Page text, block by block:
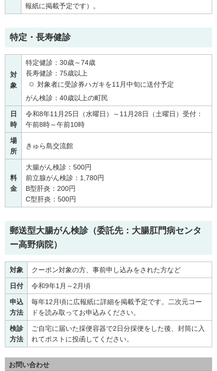
報紙に掲載予定です）。
特定・長寿健診
対
象
特定健診：30歳～74歳
長寿健診：75歳以上
対象者に受診券ハガキを11月中旬に送付予定
がん検診：40歳以上の町民
日
時
令和8年11月25日（水曜日）～11月28日（土曜日）受付：
午前8時～午前10時
場
所
きゅら島交流館
料
金
大腸がん検診：500円
前立腺がん検診：1,780円
B型肝炎：200円
C型肝炎：500円
郵送型大腸がん検診（委託先：大腸肛門病センタ
ー高野病院）
対象 クーポン対象の方、事前申し込みをされた方など
日付 令和9年1月～2月頃
申込
方法
毎年12月頃に広報紙に詳細を掲載予定です。二次元コー
ドを読み取ってお申込みください。
検診
方法
ご自宅に届いた採便容器で2日分採便をした後、封筒に入
れてポストに投函してください。
お問い合わせ